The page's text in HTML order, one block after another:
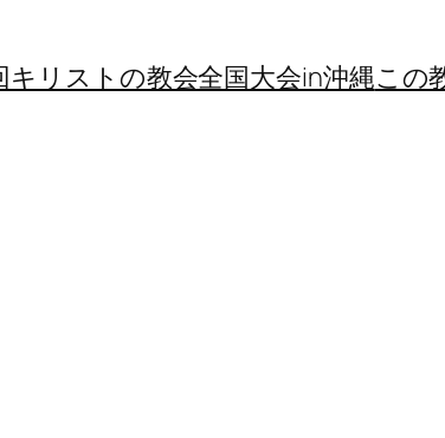
キリストの教会全国大会in沖縄この